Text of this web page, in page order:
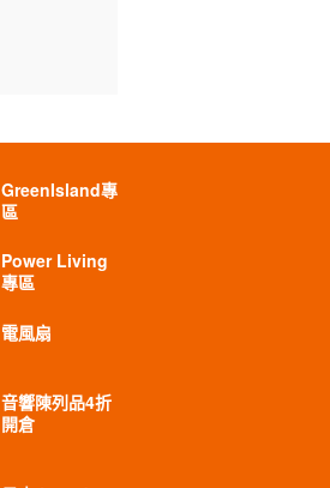
GreenIsland專
區
Power Living
專區
電風扇
音響陳列品4折
開倉